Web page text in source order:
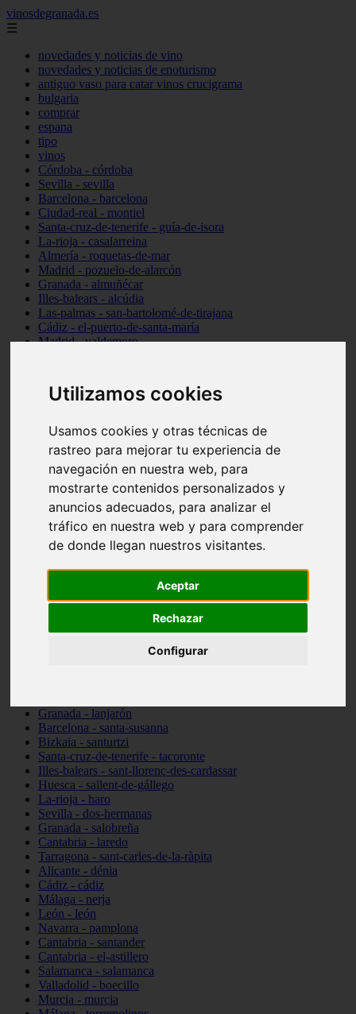
Utilizamos cookies
Usamos cookies y otras técnicas de
rastreo para mejorar tu experiencia de
navegación en nuestra web, para
mostrarte contenidos personalizados y
anuncios adecuados, para analizar el
tráfico en nuestra web y para comprender
de donde llegan nuestros visitantes.
Aceptar
Rechazar
Configurar
vinosdegranada.es
☰
novedades y noticias de vino
novedades y noticias de enoturismo
antiguo vaso para catar vinos crucigrama
bulgaria
comprar
espana
tipo
vinos
Córdoba - córdoba
Sevilla - sevilla
Barcelona - barcelona
Ciudad-real - montiel
Santa-cruz-de-tenerife - guía-de-isora
La-rioja - casalarreina
Almería - roquetas-de-mar
Madrid - pozuelo-de-alarcón
Granada - almuñécar
Illes-balears - alcúdia
Las-palmas - san-bartolomé-de-tirajana
Cádiz - el-puerto-de-santa-maría
Madrid - valdemoro
Cantabria - suances
Sevilla - bormujos
Málaga - júzcar
Huesca - alquézar
Huesca - castejón-de-sos
Lleida - alt-àneu
Córdoba - almedinilla
Navarra - zangoza
Cantabria - arenas-de-iguña
Barcelona - la-pobla-de-lillet
Murcia - cartagena
Madrid - nuevo-baztán
Granada - lanjarón
Barcelona - santa-susanna
Bizkaia - santurtzi
Santa-cruz-de-tenerife - tacoronte
Illes-balears - sant-llorenç-des-cardassar
Huesca - sallent-de-gállego
La-rioja - haro
Sevilla - dos-hermanas
Granada - salobreña
Cantabria - laredo
Tarragona - sant-carles-de-la-ràpita
Alicante - dénia
Cádiz - cádiz
Málaga - nerja
León - león
Navarra - pamplona
Cantabria - santander
Cantabria - el-astillero
Salamanca - salamanca
Valladolid - boecillo
Murcia - murcia